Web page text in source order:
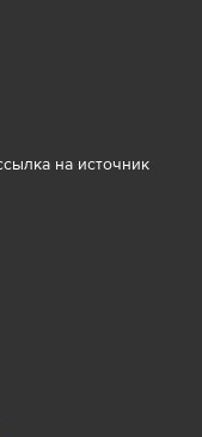
на источник